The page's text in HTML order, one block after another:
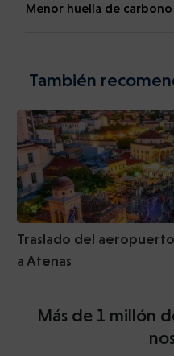
Menor huella de carbono
También
Traslado del
a Atenas
Más de 1 millón